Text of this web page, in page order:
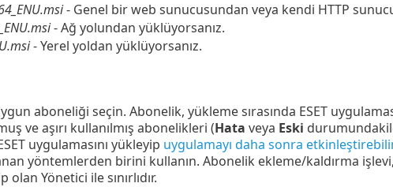
- Genel bir web sunucusundan veya kendi HTTP
- Ağ yolundan yüklüyorsanız.
- Yerel yoldan yüklüyorsanız.
aboneliği seçin. Abonelik, yükleme sırasında ESET
ve aşırı kullanılmış abonelikleri (Hata veya Eski
uygulamasını yükleyip uygulamayı daha sonra
yöntemlerden birini kullanın. Abonelik ekleme/kaldırma
olan Yönetici ile sınırlıdır.